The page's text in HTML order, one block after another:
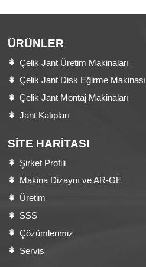
ÜRÜNLER
Çelik Jant Üretim Makinaları
Çelik Jant Disk Eğirme Makinası
Çelik Jant Montaj Makinaları
Jant Kalıpları
SITE HARITASI
Şirket Profili
Makina Dizaynı ve AR-GE
Üretim
SSS
Çözümlerimiz
Servis